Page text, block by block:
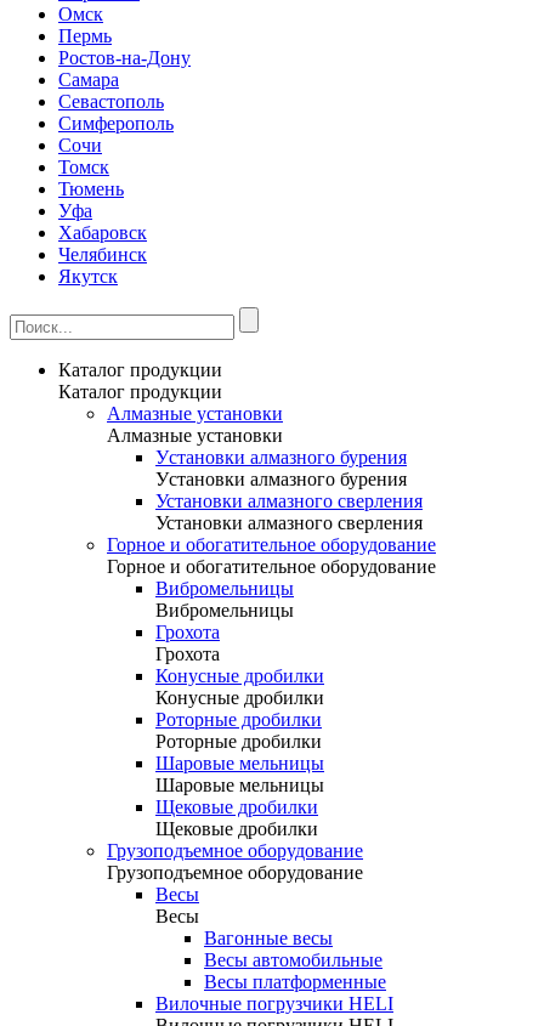
Омск
Пермь
Ростов-на-Дону
Самара
Севастополь
Симферополь
Сочи
Томск
Тюмень
Уфа
Хабаровск
Челябинск
Якутск
Каталог продукции
Каталог продукции
Алмазные установки
Алмазные установки
Уcтановки алмазного бурения
Уcтановки алмазного бурения
Установки алмазного сверления
Установки алмазного сверления
Горное и обогатительное оборудование
Горное и обогатительное оборудование
Вибромельницы
Вибромельницы
Грохота
Грохота
Конусные дробилки
Конусные дробилки
Роторные дробилки
Роторные дробилки
Шаровые мельницы
Шаровые мельницы
Щековые дробилки
Щековые дробилки
Грузоподъемное оборудование
Грузоподъемное оборудование
Весы
Весы
Вагонные весы
Весы автомобильные
Весы платформенные
Вилочные погрузчики HELI